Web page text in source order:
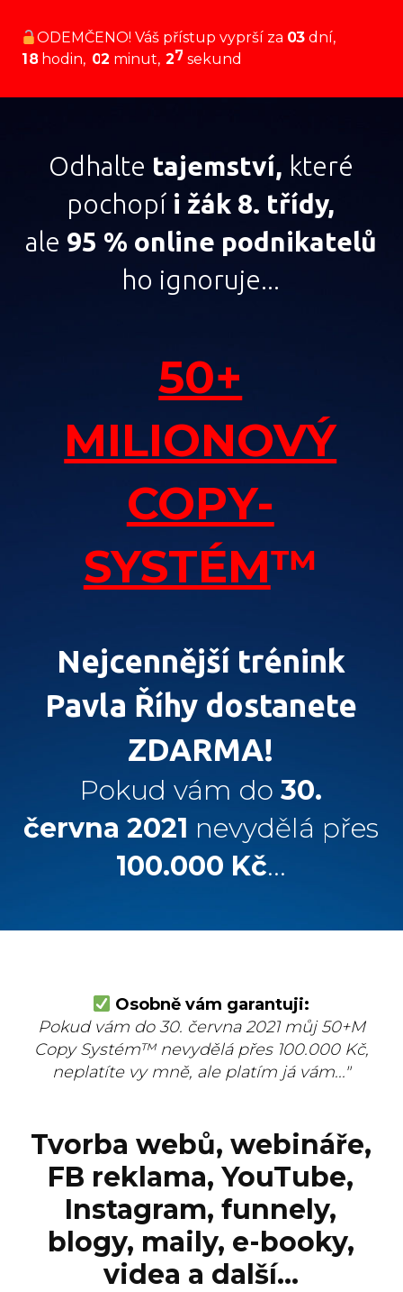
ODEMČENO! Váš přístup vyprší za 03 dní
18 hodin 02 minut 26 sekund
Odhalte tajemství, které
pochopí i žák 8. třídy,
ale 95 % online podnikatelů
ho ignoruje...
50+
MILIONOVÝ
COPY-
SYSTÉM™
Nejcennější trénink
Pavla Říhy dostanete
ZDARMA!
Pokud vám do30.
června 2021 nevydělá přes
100.000 Kč...
Osobně vám garantuji:
Pokud vám do 30. června 2021 můj 50+M
Copy Systém™ nevydělá přes 100.000 Kč,
neplatíte vy mně, ale platím já vám..."
Tvorba webů, webináře,
FB reklama, YouTube,
Instagram, funnely,
blogy, maily, e-booky,
videa a další...